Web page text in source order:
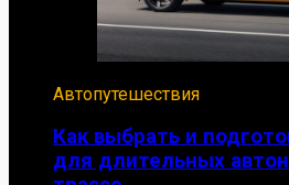
Автопутешествия
Как выбрать и
для длительных